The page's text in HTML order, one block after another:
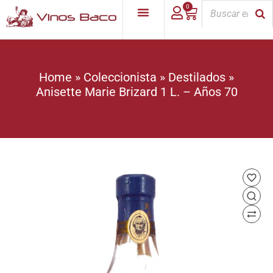
0
Home » Coleccionista » Destilados »
Anisette Marie Brizard 1 L. – Años 70